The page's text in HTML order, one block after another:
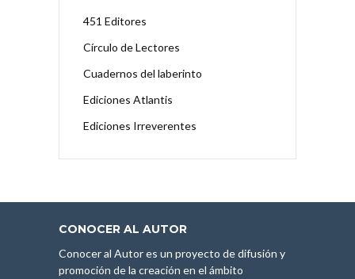
451 Editores
Círculo de Lectores
Cuadernos del laberinto
Ediciones Atlantis
Ediciones Irreverentes
CONOCER AL AUTOR
Conocer al Autor es un proyecto de difusión y
promoción de la creación en el ámbito